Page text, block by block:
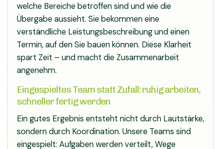
welche Bereiche betroffen sind und wie die
Übergabe aussieht. Sie bekommen eine
verständliche Leistungsbeschreibung und einen
Termin, auf den Sie bauen können. Diese Klarheit
spart Zeit – und macht die Zusammenarbeit
angenehm.
Eingespieltes Team statt Zufall: ruhig arbeiten,
schneller fertig werden
Ein gutes Ergebnis entsteht nicht durch Lautstärke,
sondern durch Koordination. Unsere Teams sind
eingespielt: Aufgaben werden verteilt, Wege